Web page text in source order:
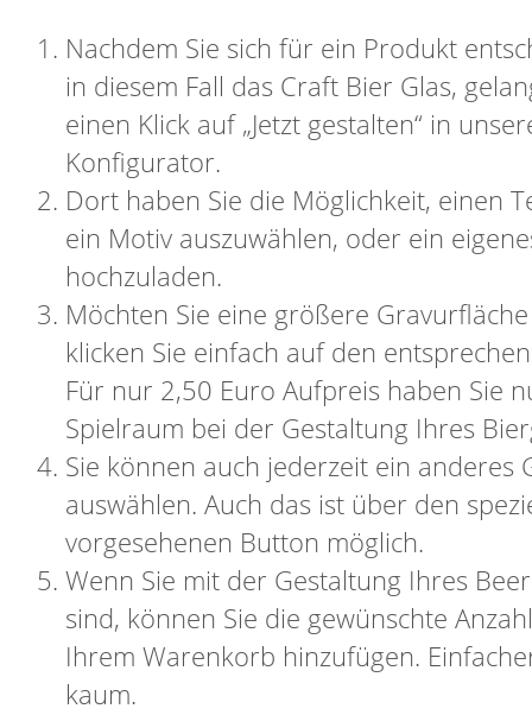
Nachdem Sie sich für ein Produkt
in diesem Fall das Craft Bier Glas,
einen Klick auf „Jetzt gestalten“ in
Konfigurator.
Dort haben Sie die Möglichkeit, einen
ein Motiv auszuwählen, oder ein
hochzuladen.
Möchten Sie eine größere
klicken Sie einfach auf den
Für nur 2,50 Euro Aufpreis haben Sie
Spielraum bei der Gestaltung Ihres
Sie können auch jederzeit ein anderes
auswählen. Auch das ist über den
vorgesehenen Button möglich.
Wenn Sie mit der Gestaltung Ihres
sind, können Sie die gewünschte
Ihrem Warenkorb hinzufügen.
kaum.